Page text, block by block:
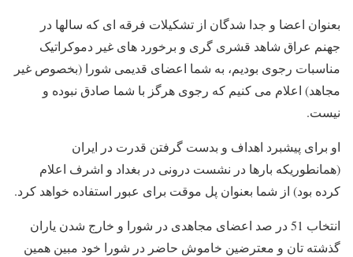
بعنوان اعضا و جدا شدگان از تشکیلات فرقه ای که سالها در
جهنم عراق شاهد قشری گری و برخورد های غیر دموکراتیک
مناسبات رجوی بودیم، به شما اعضای قدیمی شورا (بخصوص غیر
مجاهد) اعلام می کنیم که رجوی هرگز با شما صادق نبوده و
نیست.
او برای پیشبرد اهداف و بدست گرفتن قدرت در ایران
(همانطوریکه بارها در نشست درونی در بغداد و اشرف اعلام
کرده بود) از شما بعنوان پل موقت برای عبور استفاده خواهد کرد.
انتخاب 51 در صد اعضای مجاهدی در شورا و خارج شدن یاران
گذشته تان و معترضین خاموش حاضر در شورا خود مبین همین